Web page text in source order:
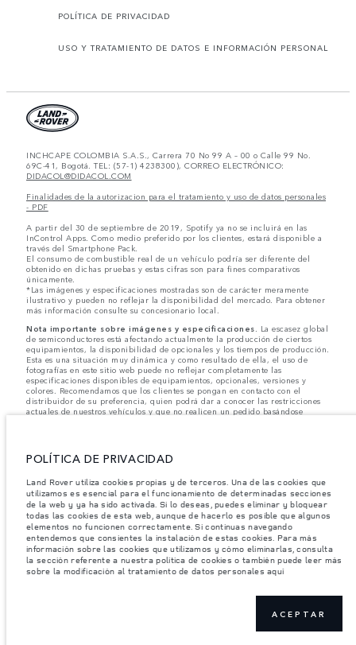
POLÍTICA DE PRIVACIDAD
USO Y TRATAMIENTO DE DATOS E INFORMACIÓN PERSONAL
INCHCAPE COLOMBIA S.A.S., Carrera 70 No 99 A – 00 o Calle 99 No.
69C-41, Bogotá. TEL: (57-1) 4238300), CORREO ELECTRÓNICO:
DIDACOL@DIDACOL.COM
Finalidades de la autorizacion para el tratamiento y uso de datos personales
- PDF
A partir del 30 de septiembre de 2019, Spotify ya no se incluirá en las
InControl Apps. Como medio preferido por los clientes, estará disponible a
través del Smartphone Pack.
El consumo de combustible real de un vehículo podría ser diferente del
obtenido en dichas pruebas y estas cifras son para fines comparativos
únicamente.
*Las imágenes y especificaciones mostradas son de carácter meramente
ilustrativo y pueden no reflejar la disponibilidad del mercado. Para obtener
más información consulte su concesionario local.
Nota importante sobre imágenes y especificaciones.
La escasez global
de semiconductores está afectando actualmente la producción de ciertos
equipamientos, la disponibilidad de opcionales y los tiempos de producción.
Esta es una situación muy dinámica y como resultado de ella, el uso de
fotografías en este sitio web puede no reflejar completamente las
especificaciones disponibles de equipamientos, opcionales, versiones y
colores. Recomendamos que los clientes se pongan en contacto con el
distribuidor de su preferencia, quien podrá dar a conocer las restricciones
actuales de nuestros vehículos y que no realicen un pedido basándose
las especificaciones, el diseño y la producción de sus vehículos, piezas y
accesorios, por lo que se producen modificaciones de forma continua y sin
vendrán incluidas de serie. La información, las especificaciones, los motores
y los colores que aparecen en esta página web se basan en las
especificaciones europeas. Estos pueden variar en función del mercado y
pueden ser modificados sin previo aviso. Algunos vehículos se muestran con
equipamiento opcional y accesorios originales que pueden no estar
disponibles en todos los mercados. Ponte en contacto con tu concesionario
local para consultar disponibilidad y precios.
Cargas Máximas por Eje no se excedan al cargar el vehículo con accesorios,
POLÍTICA DE PRIVACIDAD
Land Rover utiliza cookies propias y de terceros. Una de las cookies que
utilizamos es esencial para el funcionamiento de determinadas secciones
de la web y ya ha sido activada. Si lo deseas, puedes eliminar y bloquear
todas las cookies de esta web, aunque de hacerlo es posible que algunos
elementos no funcionen correctamente. Si continuas navegando
entendemos que consientes la instalación de estas cookies. Para más
información sobre las cookies que utilizamos y cómo eliminarlas, consulta
la sección referente a nuestra política de cookies o también puede leer más
sobre la modificación al tratamiento de datos personales aquí
ACEPTAR